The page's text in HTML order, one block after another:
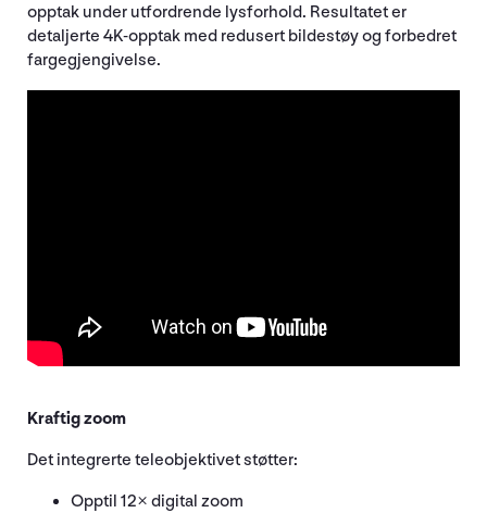
opptak under utfordrende lysforhold. Resultatet er
detaljerte 4K-opptak med redusert bildestøy og forbedret
fargegjengivelse.
Kraftig zoom
Det integrerte teleobjektivet støtter:
Opptil 12× digital zoom